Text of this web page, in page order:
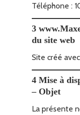
Téléphone :
3
du site web
Site créé avec
4 Mise à
– Objet
La présente